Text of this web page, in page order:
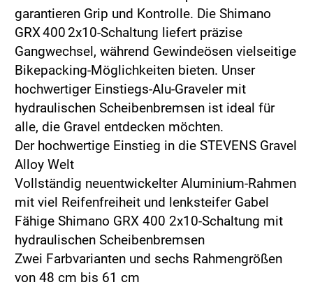
garantieren Grip und Kontrolle. Die Shimano
GRX 400 2x10-Schaltung liefert präzise
Gangwechsel, während Gewindeösen vielseitige
Bikepacking-Möglichkeiten bieten. Unser
hochwertiger Einstiegs-Alu-Graveler mit
hydraulischen Scheibenbremsen ist ideal für
alle, die Gravel entdecken möchten.
Der hochwertige Einstieg in die STEVENS Gravel
Alloy Welt
Vollständig neuentwickelter Aluminium-Rahmen
mit viel Reifenfreiheit und lenksteifer Gabel
Fähige Shimano GRX 400 2x10-Schaltung mit
hydraulischen Scheibenbremsen
Zwei Farbvarianten und sechs Rahmengrößen
von 48 cm bis 61 cm